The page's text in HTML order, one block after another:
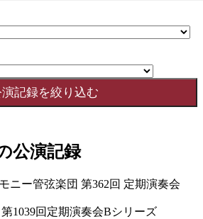
公演記録
ニー管弦楽団 第362回 定期演奏会
1039回定期演奏会Bシリーズ